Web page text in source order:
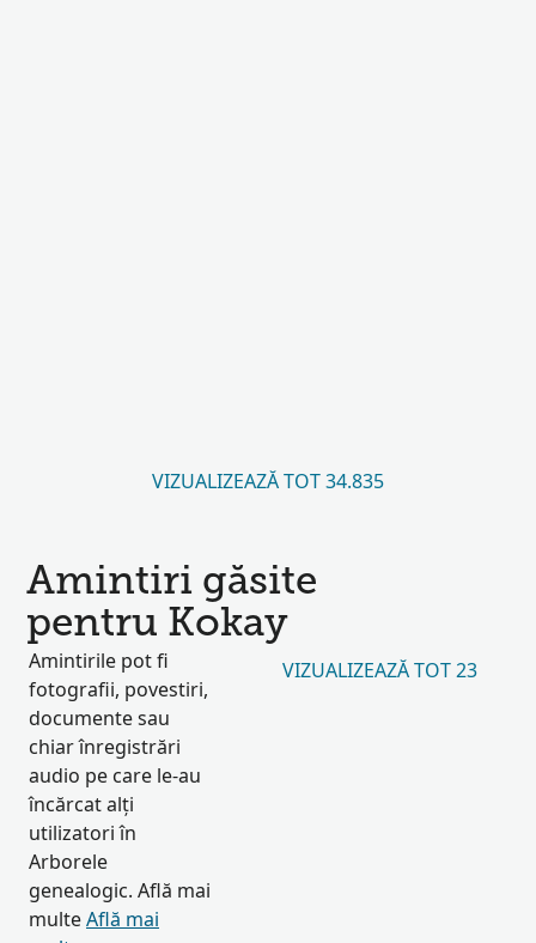
VIZUALIZEAZĂ TOT 34.835
Amintiri găsite
pentru Kokay
Amintirile pot fi
fotografii, povestiri,
documente sau
chiar înregistrări
audio pe care le-au
încărcat alți
utilizatori în
Arborele
genealogic. Află mai
multeAflă mai
VIZUALIZEAZĂ TOT 23